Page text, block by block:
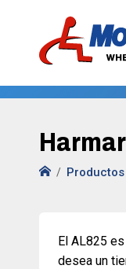
Productos
El AL825
desea un